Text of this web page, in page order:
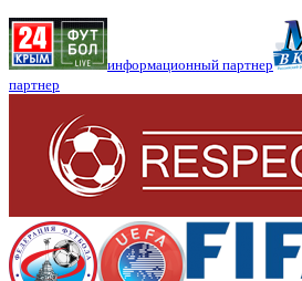
информационный партнер
партнер